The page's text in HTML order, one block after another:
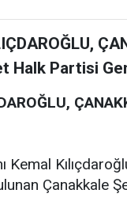
Partisi
Çanakkale